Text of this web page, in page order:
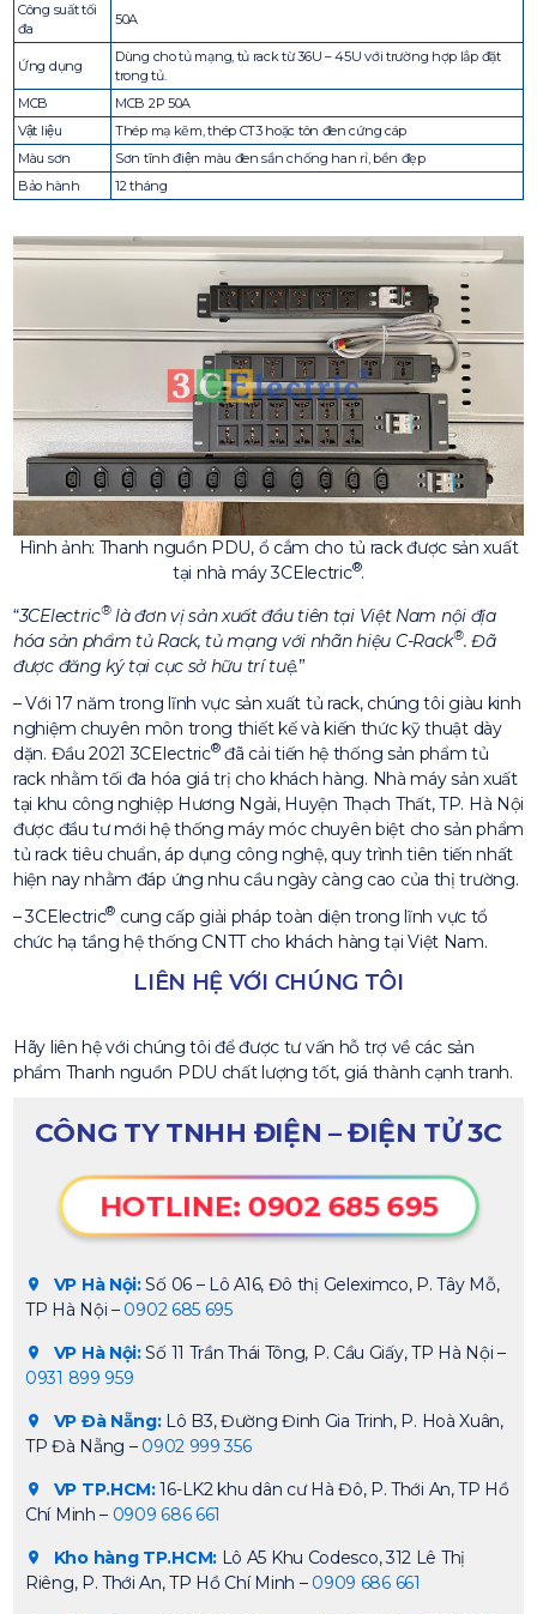
Công suất tối
đa
50A
Ứng dụng
Dùng cho tủ mạng, tủ rack từ 36U – 45U với trường hợp lắp đặt
trong tủ.
MCB
MCB 2P 50A
Vật liệu
Thép mạ kẽm, thép CT3 hoặc tôn đen cứng cáp
Màu sơn
Sơn tĩnh điện màu đen sần chống han rỉ, bền đẹp
Bảo hành
12 tháng
Hình ảnh: Thanh nguồn PDU, ổ cắm cho tủ rack được sản xuất
tại nhà máy 3CElectric®.
3CElectric®là đơn vị sản xuất đầu tiên tại Việt Nam nội địa
hóa sản phẩm tủ Rack, tủ mạng với nhãn hiệu C-Rack®. Đã
được đăng ký tại cục sở hữu trí tuệ.
– Với 17 năm trong lĩnh vực sản xuất tủ rack, chúng tôi giàu kinh
nghiệm chuyên môn trong thiết kế và kiến thức kỹ thuật dày
dặn. Đầu 2021 3CElectric®đã cải tiến hệ thống sản phẩm tủ
rack nhằm tối đa hóa giá trị cho khách hàng. Nhà máy sản xuất
tại khu công nghiệp Hương Ngải, Huyện Thạch Thất, TP. Hà Nội
được đầu tư mới hệ thống máy móc chuyên biệt cho sản phẩm
tủ rack tiêu chuẩn, áp dụng công nghệ, quy trình tiên tiến nhất
hiện nay nhằm đáp ứng nhu cầu ngày càng cao của thị trường.
– 3CElectric® cung cấp giải pháp toàn diện trong lĩnh vực tổ
chức hạ tầng hệ thống CNTT cho khách hàng tại Việt Nam.
LIÊN HỆ VỚI CHÚNG TÔI
Hãy liên hệ với chúng tôi để được tư vấn hỗ trợ về các sản
phẩm Thanh nguồn PDU chất lượng tốt, giá thành cạnh tranh.
CÔNG TY TNHH ĐIỆN – ĐIỆN TỬ 3C
HOTLINE: 0902 685 695
VP Hà Nội:Số 06 – Lô A16, Đô thị Geleximco, P. Tây Mỗ,
TP Hà Nội – 0902 685 695
VP Hà Nội:Số 11 Trần Thái Tông, P. Cầu Giấy, TP Hà Nội –
0931 899 959
VP Đà Nẵng:Lô B3, Đường Đinh Gia Trinh, P. Hoà Xuân,
TP Đà Nẵng – 0902 999 356
VP TP.HCM:16-LK2 khu dân cư Hà Đô, P. Thới An, TP Hồ
Chí Minh – 0909 686 661
Kho hàng TP.HCM:Lô A5 Khu Codesco, 312 Lê Thị
Riêng, P. Thới An, TP Hồ Chí Minh – 0909 686 661